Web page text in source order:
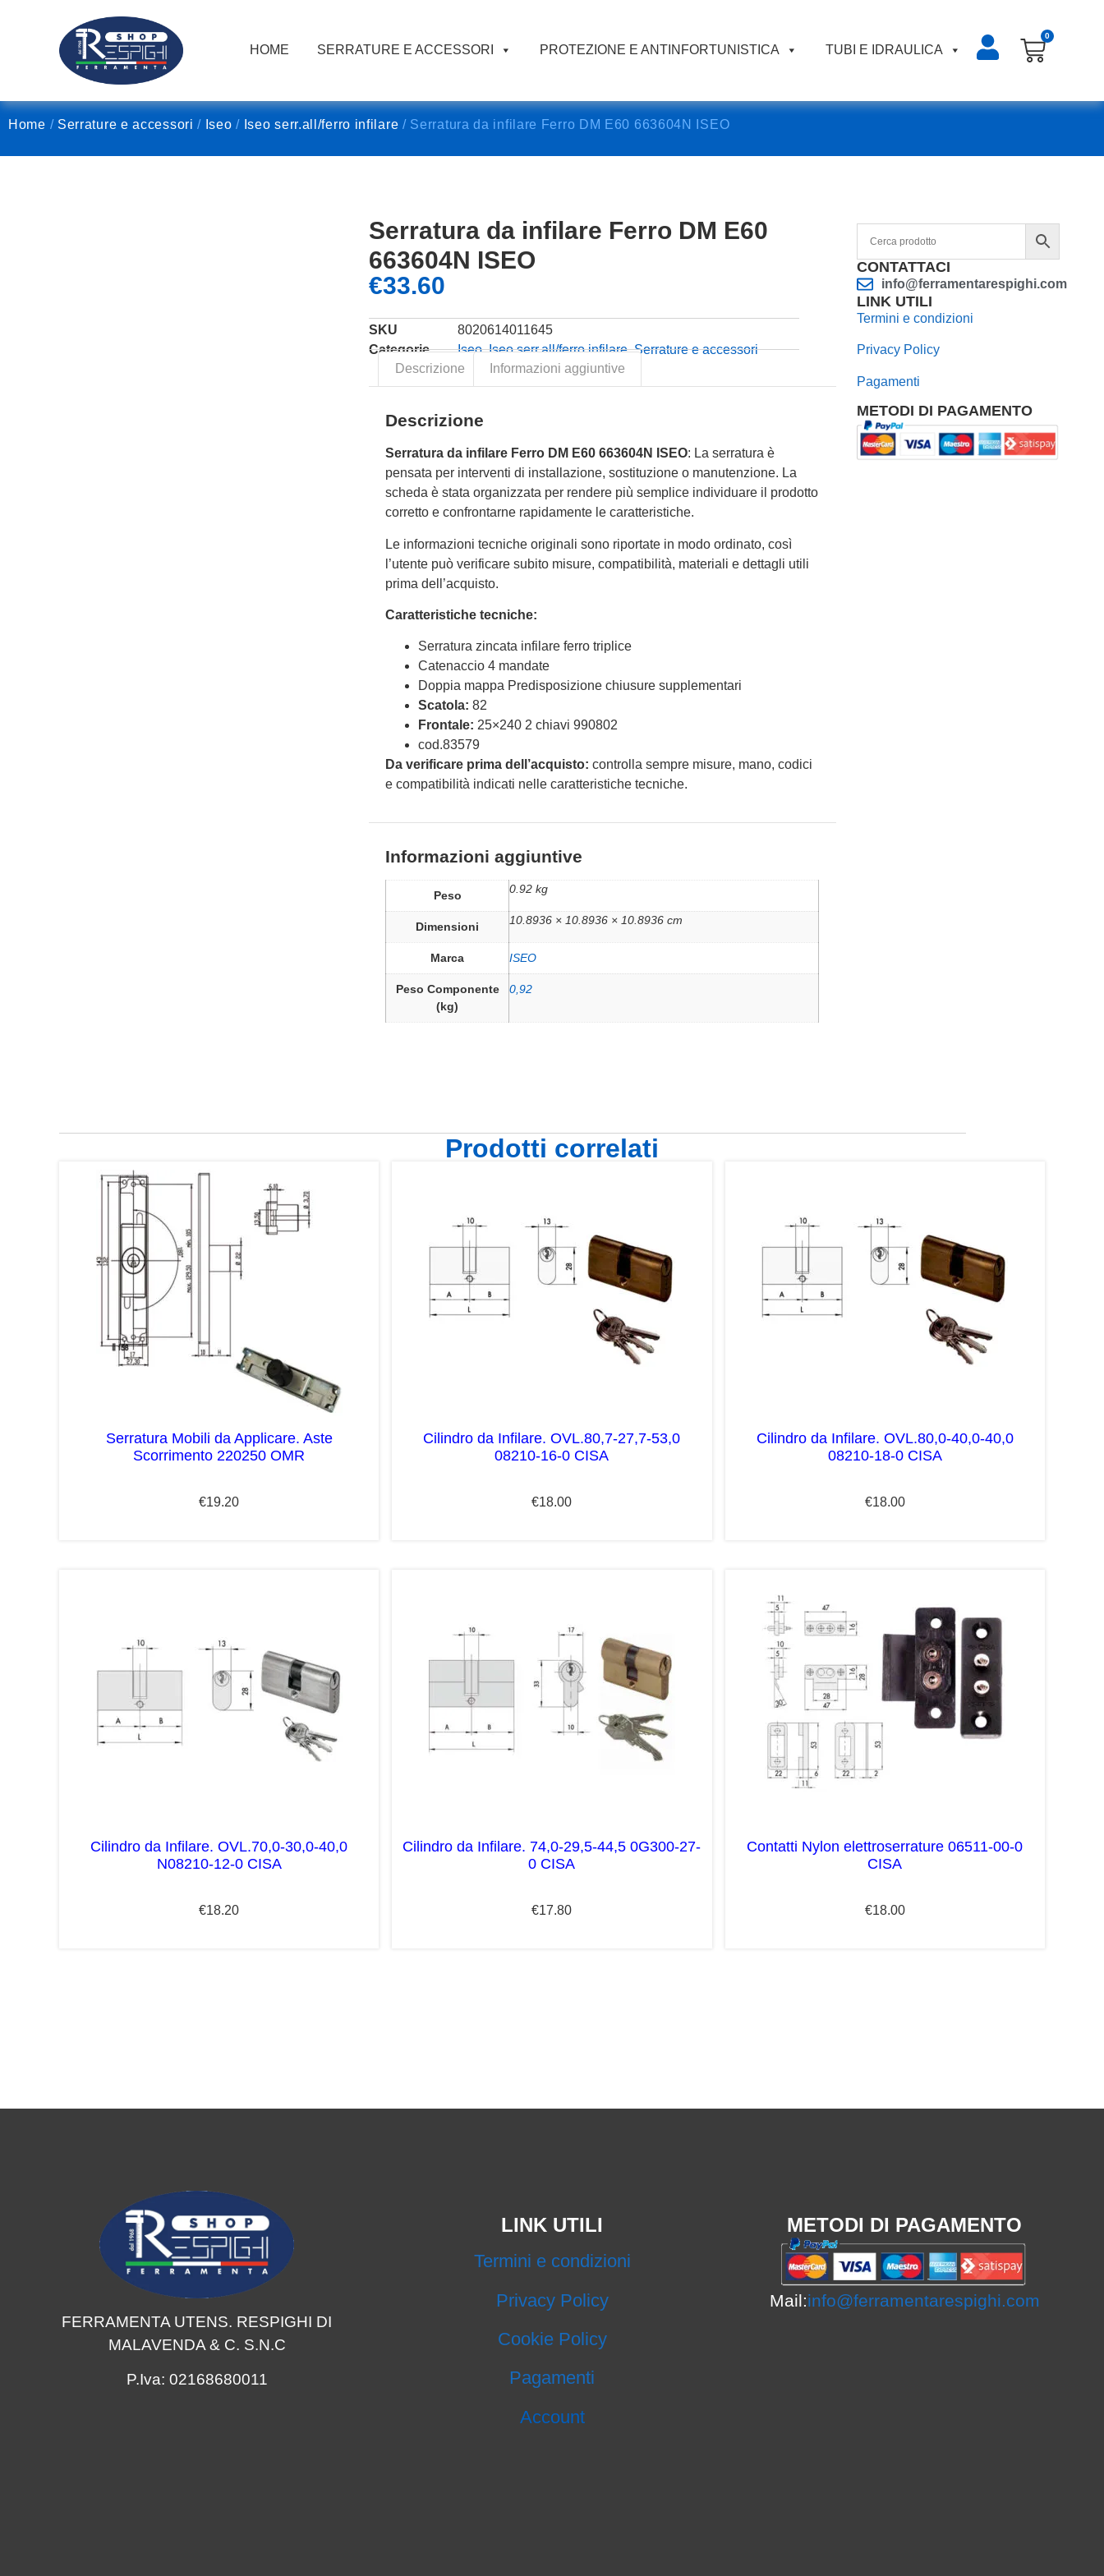
HOME SERRATURE E ACCESSORI PROTEZIONE E ANTINFORTUNISTICA TUBI E IDRAULICA
0
Home / Serrature e accessori / Iseo / Iseo serr.all/ferro infilare / Serratura da infilare Ferro DM E60 663604N ISEO
Serratura da infilare Ferro DM E60
663604N ISEO
€33.60
SKU
8020614011645
Categorie
Iseo,Iseo serr.all/ferro infilare,Serrature e accessori
Descrizione
Informazioni aggiuntive
Descrizione
Serratura da infilare Ferro DM E60 663604N ISEO: La serratura è
pensata per interventi di installazione, sostituzione o manutenzione. La
scheda è stata organizzata per rendere più semplice individuare il prodotto
corretto e confrontarne rapidamente le caratteristiche.
Le informazioni tecniche originali sono riportate in modo ordinato, così
l’utente può verificare subito misure, compatibilità, materiali e dettagli utili
prima dell’acquisto.
Caratteristiche tecniche:
Serratura zincata infilare ferro triplice
Catenaccio 4 mandate
Doppia mappa Predisposizione chiusure supplementari
Scatola: 82
Frontale: 25×240 2 chiavi 990802
cod.83579
Da verificare prima dell’acquisto: controlla sempre misure, mano, codici
e compatibilità indicati nelle caratteristiche tecniche.
Informazioni aggiuntive
Peso 0.92 kg
Dimensioni 10.8936 × 10.8936 × 10.8936 cm
Marca ISEO
Peso Componente
(kg)
0,92
CONTATTACI
info@ferramentarespighi.com
LINK UTILI
Termini e condizioni
Privacy Policy
Pagamenti
METODI DI PAGAMENTO
Prodotti correlati
Serratura Mobili da Applicare. Aste
Scorrimento 220250 OMR
€19.20
Cilindro da Infilare. OVL.80,7-27,7-53,0
08210-16-0 CISA
€18.00
Cilindro da Infilare. OVL.80,0-40,0-40,0
08210-18-0 CISA
€18.00
Cilindro da Infilare. OVL.70,0-30,0-40,0
N08210-12-0 CISA
€18.20
Cilindro da Infilare. 74,0-29,5-44,5 0G300-27-
0 CISA
€17.80
Contatti Nylon elettroserrature 06511-00-0
CISA
€18.00
FERRAMENTA UTENS. RESPIGHI DI
MALAVENDA & C. S.N.C
P.Iva: 02168680011
LINK UTILI
Termini e condizioni
Privacy Policy
Cookie Policy
Pagamenti
Account
METODI DI PAGAMENTO
Mail:info@ferramentarespighi.com